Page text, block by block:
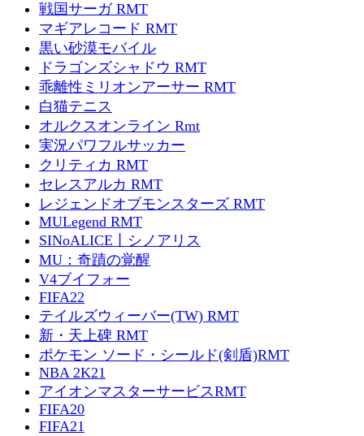
戦国サーガ RMT
マギアレコード RMT
黒い砂漠モバイル
ドラゴンズシャドウ RMT
乖離性ミリオンアーサー RMT
白猫テニス
オルクスオンライン Rmt
実況パワフルサッカー
クリティカ RMT
セレスアルカ RMT
レジェンドオブモンスターズ RMT
MULegend RMT
SINoALICE丨シノアリス
MU：奇蹟の覚醒
V4ブイフォー
FIFA22
テイルズウィーバー(TW) RMT
新・天上碑 RMT
ポケモン ソード・シールド(剣盾)RMT
NBA 2K21
アイオンマスターサービスRMT
FIFA20
FIFA21